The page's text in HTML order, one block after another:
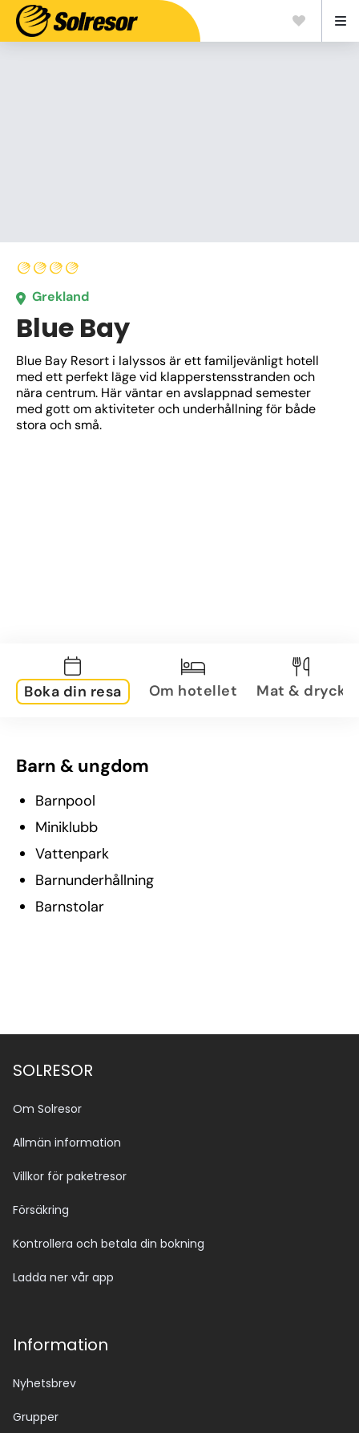
Grekland
Blue Bay
Blue Bay Resort i Ialyssos är ett familjevänligt hotell
med ett perfekt läge vid klapperstensstranden och
nära centrum. Här väntar en avslappnad semester
med gott om aktiviteter och underhållning för både
stora och små.
Boka din resa Om hotellet Mat & dryck
Barn & ungdom
Barnpool
Miniklubb
Vattenpark
Barnunderhållning
Barnstolar
SOLRESOR
Om Solresor
Allmän information
Villkor för paketresor
Försäkring
Kontrollera och betala din bokning
Ladda ner vår app
Information
Nyhetsbrev
Grupper